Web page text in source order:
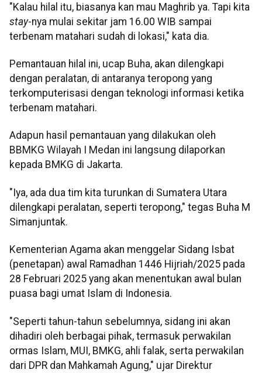
"Kalau hilal itu, biasanya kan mau Maghrib ya. Tapi kita
stay-nya mulai sekitar jam 16.00 WIB sampai
terbenam matahari sudah di lokasi," kata dia.
Pemantauan hilal ini, ucap Buha, akan dilengkapi
dengan peralatan, di antaranya teropong yang
terkomputerisasi dengan teknologi informasi ketika
terbenam matahari.
Adapun hasil pemantauan yang dilakukan oleh
BBMKG Wilayah I Medan ini langsung dilaporkan
kepada BMKG di Jakarta.
"Iya, ada dua tim kita turunkan di Sumatera Utara
dilengkapi peralatan, seperti teropong," tegas Buha M
Simanjuntak.
Kementerian Agama akan menggelar Sidang Isbat
(penetapan) awal Ramadhan 1446 Hijriah/2025 pada
28 Februari 2025 yang akan menentukan awal bulan
puasa bagi umat Islam di Indonesia.
"Seperti tahun-tahun sebelumnya, sidang ini akan
dihadiri oleh berbagai pihak, termasuk perwakilan
ormas Islam, MUI, BMKG, ahli falak, serta perwakilan
dari DPR dan Mahkamah Agung," ujar Direktur